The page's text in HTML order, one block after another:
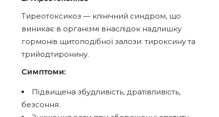
Тиреотоксикоз — клінічний синдром, що
виникає в організмі внаслідок надлишку
гормонів щитоподібної залози: тироксину та
трийодтиронину.
Симптоми:
Підвищена збудливість, дратівливість,
безсоння.